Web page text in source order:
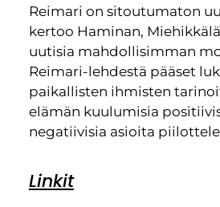
Reimari on sitoutumaton
kertoo Haminan,
uutisia mahdollisimman
Reimari-lehdestä pääset
paikallisten ihmisten
elämän kuulumisia
negatiivisia asioita
Linkit